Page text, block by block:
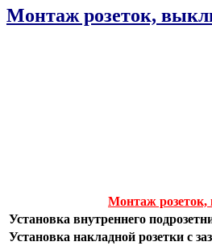
Монтаж розеток,
Монтаж
Установка внутреннего
Установка накладной розетки с